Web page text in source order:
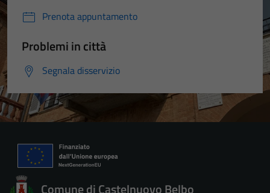
Prenota appuntamento
Problemi in città
Segnala disservizio
Comune di Castelnuovo Belbo